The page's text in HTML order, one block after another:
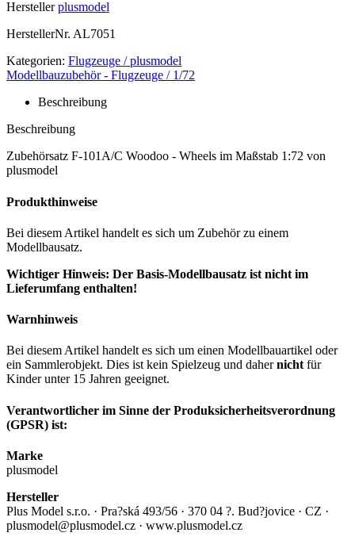
Hersteller plusmodel
HerstellerNr. AL7051
Kategorien: Flugzeuge / plusmodel
Modellbauzubehör - Flugzeuge / 1/72
Beschreibung
Beschreibung
Zubehörsatz F-101A/C Woodoo - Wheels im Maßstab 1:72 von
plusmodel
Produkthinweise
Bei diesem Artikel handelt es sich um Zubehör zu einem
Modellbausatz.
Wichtiger Hinweis: Der Basis-Modellbausatz ist nicht im
Lieferumfang enthalten!
Warnhinweis
Bei diesem Artikel handelt es sich um einen Modellbauartikel oder
ein Sammlerobjekt. Dies ist kein Spielzeug und dahernicht für
Kinder unter 15 Jahren geeignet.
Verantwortlicher im Sinne der Produksicherheitsverordnung
(GPSR) ist:
Marke
plusmodel
Hersteller
Plus Model s.r.o. · Pra?ská 493/56 · 370 04 ?. Bud?jovice · CZ ·
plusmodel@plusmodel.cz · www.plusmodel.cz